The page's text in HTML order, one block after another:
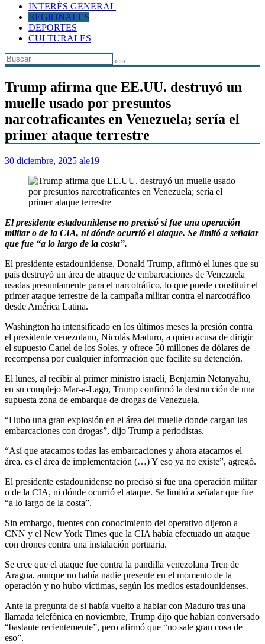
INTERÉS GENERAL
REGIONALES
DEPORTES
CULTURALES
Trump afirma que EE.UU. destruyó un
muelle usado por presuntos
narcotraficantes en Venezuela; sería el
primer ataque terrestre
30 diciembre, 2025 ale19
El presidente estadounidense no precisó si fue una operación
militar o de la CIA, ni dónde ocurrió el ataque. Se limitó a señalar
que fue “a lo largo de la costa”.
El presidente estadounidense, Donald Trump, afirmó el lunes que su
país destruyó un área de atraque de embarcaciones de Venezuela
usadas presuntamente para el narcotráfico, lo que puede constituir el
primer ataque terrestre de la campaña militar contra el narcotráfico
desde América Latina.
Washington ha intensificado en los últimos meses la presión contra
el presidente venezolano, Nicolás Maduro, a quien acusa de dirigir
el supuesto Cartel de los Soles, y ofrece 50 millones de dólares de
recompensa por cualquier información que facilite su detención.
El lunes, al recibir al primer ministro israelí, Benjamin Netanyahu,
en su complejo Mar-a-Lago, Trump confirmó la destrucción de una
supuesta zona de embarque de drogas de Venezuela.
“Hubo una gran explosión en el área del muelle donde cargan las
embarcaciones con drogas”, dijo Trump a periodistas.
“Así que atacamos todas las embarcaciones y ahora atacamos el
área, es el área de implementación (…) Y eso ya no existe”, agregó.
El presidente estadounidense no precisó si fue una operación militar
o de la CIA, ni dónde ocurrió el ataque. Se limitó a señalar que fue
“a lo largo de la costa”.
Sin embargo, fuentes con conocimiento del operativo dijeron a
CNN y el New York Times que la CIA había efectuado un ataque
con drones contra una instalación portuaria.
Se cree que el ataque fue contra la pandilla venezolana Tren de
Aragua, aunque no había nadie presente en el momento de la
operación y no hubo víctimas, según los medios estadounidenses.
Ante la pregunta de si había vuelto a hablar con Maduro tras una
llamada telefónica en noviembre, Trump dijo que habían conversado
“bastante recientemente”, pero afirmó que “no sale gran cosa de
eso”.